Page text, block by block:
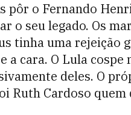
pôr o Fernando
o seu legado. Os
tinha uma rejeição
a cara. O Lula
deles. O
Ruth Cardoso